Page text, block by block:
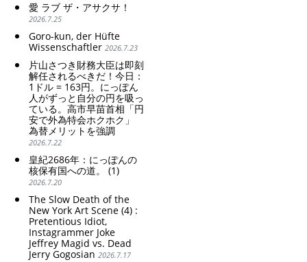
愛 ラブ ザ・アサクサ！
2026.7.25
Goro-kun, der Hüfte
Wissenschaftler 2026.7.23
片山さつき財務大臣は即刻
解任されるべきだ！今日：
1ドル = 163円。にっぽん
人がずっと自分の円を吸っ
ている。高市早苗首相「円
安で外為特会ホクホク」
為替メリットを強調
2026.7.22
皇紀2686年：にっぽんの
核保有国への道。 (1)
2026.7.20
The Slow Death of the
New York Art Scene (4) :
Pretentious Idiot,
Instagrammer Joke
Jeffrey Magid vs. Dead
Jerry Gogosian 2026.7.17